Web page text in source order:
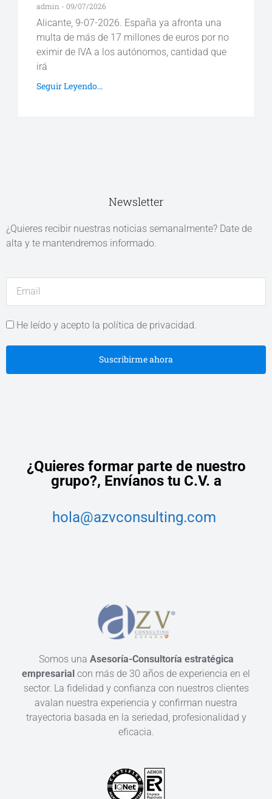
admin 09/07/2026
Alicante, 9-07-2026. España ya afronta una
multa de más de 17 millones de euros por no
eximir de IVA a los autónomos, cantidad que
irá
Seguir Leyendo...
Newsletter
¿Quieres recibir nuestras noticias semanalmente? Date de
alta y te mantendremos informado.
He leído y acepto la política de privacidad.
Suscribirme ahora
¿Quieres formar parte de nuestro
grupo?, Envíanos tu C.V. a
hola@azvconsulting.com
Somos una Asesoría-Consultoría estratégica
empresarial con más de 30 años de experiencia en el
sector. La fidelidad y confianza con nuestros clientes
avalan nuestra experiencia y confirman nuestra
trayectoria basada en la seriedad, profesionalidad y
eficacia.